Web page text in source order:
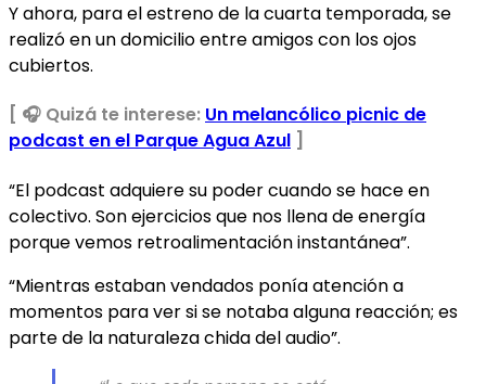
Y ahora, para el estreno de la cuarta temporada, se
realizó en un domicilio entre amigos con los ojos
cubiertos.
[ 🎧 Quizá te interese: Un melancólico picnic de
podcast en el Parque Agua Azul ]
“El podcast adquiere su poder cuando se hace en
colectivo. Son ejercicios que nos llena de energía
porque vemos retroalimentación instantánea”.
“Mientras estaban vendados ponía atención a
momentos para ver si se notaba alguna reacción; es
parte de la naturaleza chida del audio”.